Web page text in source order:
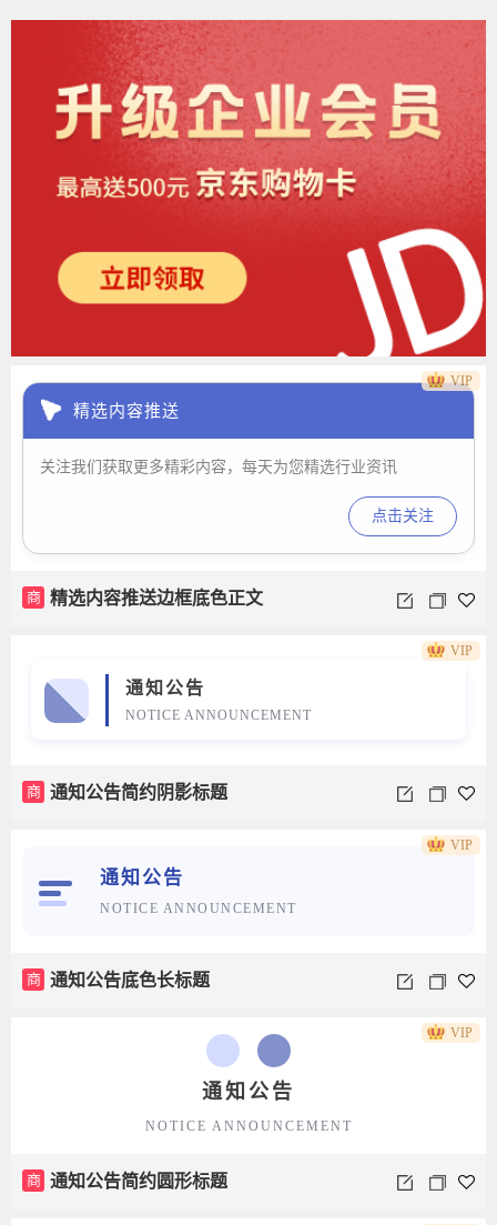
精选内容推送
关注我们获取更多精彩内容，每天为您精选行业资讯
点击关注
商 精选内容推送边框底色正文
VIP
通知公告
NOTICE ANNOUNCEMENT
商 通知公告简约阴影标题
VIP
通知公告
NOTICE ANNOUNCEMENT
商 通知公告底色长标题
VIP
通知公告
NOTICE ANNOUNCEMENT
商 通知公告简约圆形标题
VIP